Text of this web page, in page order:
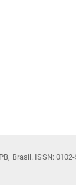
Brasil. ISSN: